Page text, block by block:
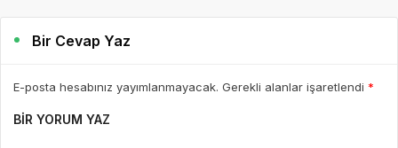
Bir Cevap Yaz
E-posta hesabınız yayımlanmayacak. Gerekli alanlar işaretlendi *
BIR YORUM YAZ